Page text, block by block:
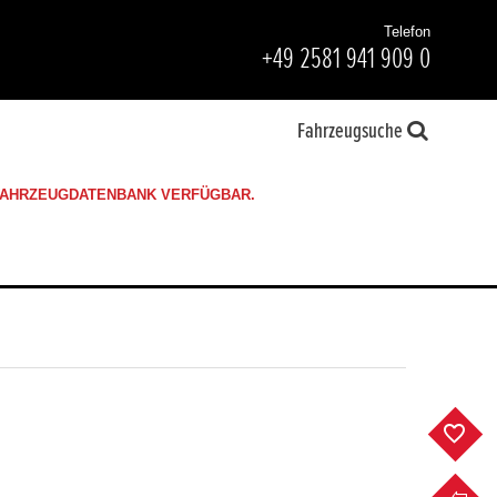
Telefon
+49 2581 941 909 0
Fahrzeugsuche
VERFÜGBAR.